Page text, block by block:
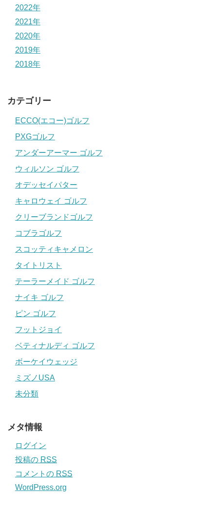
2022年
2021年
2020年
2019年
2018年
カテゴリー
ECCO(エコー)ゴルフ
PXGゴルフ
アンダーアーマー ゴルフ
ウィルソン ゴルフ
オデッセイパター
キャロウェイ ゴルフ
クリーブランドゴルフ
コブラゴルフ
スコッティキャメロン
タイトリスト
テーラーメイド ゴルフ
ナイキ ゴルフ
ピン ゴルフ
フットジョイ
ベティナルディ ゴルフ
ボーケイウェッジ
ミズノUSA
未分類
メタ情報
ログイン
投稿の RSS
コメントの RSS
WordPress.org